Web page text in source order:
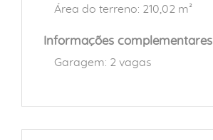
Área do terreno: 210,02 m²
Informações complementares
Garagem: 2 vagas